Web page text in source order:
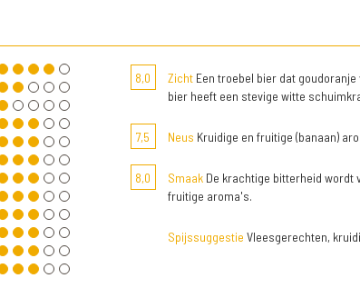
8,0 ZichtEen troebel bier dat goudoranje
bier heeft een stevige witte
7,5 Neus Kruidige en fruitige (banaan)
8,0 SmaakDe krachtige bitterheid wordt
fruitige aroma's.
Spijssuggestie Vleesgerechten,